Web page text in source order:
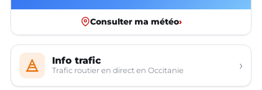
Consulter ma météo›
Info trafic
Trafic routier en direct en Occitanie ›